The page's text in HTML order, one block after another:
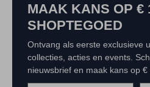
MAAK KANS OP €
SHOPTEGOED
Ontvang als eerste exclusieve
collecties, acties en events.
nieuwsbrief en maak kans op €